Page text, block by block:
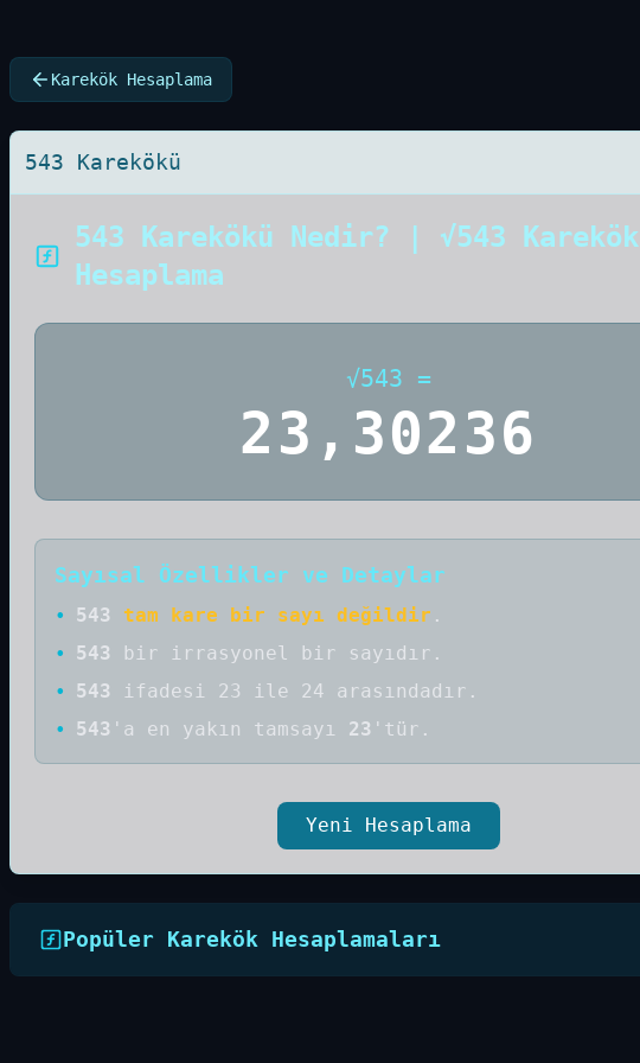
Karekök Hesaplama
543 Karekökü
543 Karekökü Nedir? | √543 Karekök
Hesaplama
√543 =
23,30236
Sayısal Özellikler ve Detaylar
• 543 tam kare bir sayı değildir .
•
543 bir irrasyonel bir sayıdır .
•
543
ifadesi 23 ile 24 arasındadır.
•
543 'a en yakın tamsayı 23 'tür.
Yeni Hesaplama
Popüler Karekök Hesaplamaları